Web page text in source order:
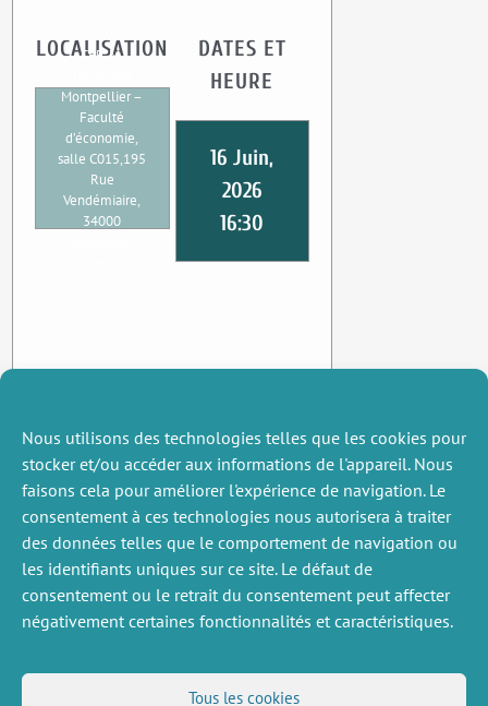
Nous utilisons des technologies telles que les cookies pour
stocker et/ou accéder aux informations de l'appareil. Nous
faisons cela pour améliorer l'expérience de navigation. Le
consentement à ces technologies nous autorisera à traiter
des données telles que le comportement de navigation ou
les identifiants uniques sur ce site. Le défaut de
consentement ou le retrait du consentement peut affecter
négativement certaines fonctionnalités et caractéristiques.
Tous les cookies
LOCALISATION
CEE-M,
Montpellier –
Faculté
d’économie,
salle C015,195
Rue
Vendémiaire,
34000
DATES ET
HEURE
16 Juin,
2026
16:30
NOUS SUIVRE